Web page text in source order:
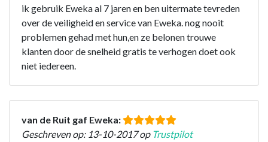
ik gebruik Eweka al 7 jaren en ben uitermate tevreden
over de veiligheid en service van Eweka. nog nooit
problemen gehad met hun,en ze belonen trouwe
klanten door de snelheid gratis te verhogen doet ook
niet iedereen.
van de Ruit gaf Eweka:
Geschreven op: 13-10-2017 op Trustpilot